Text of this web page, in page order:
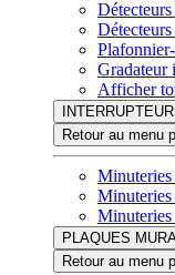
Gradateur
Afficher
Retour au menu
Minuteries
Minuteries
PLAQUES
Retour au menu